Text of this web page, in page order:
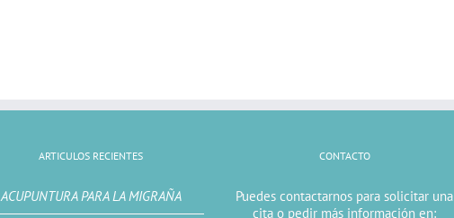
ARTICULOS RECIENTES
ACUPUNTURA PARA LA MIGRAÑA
CONTACTO
Puedes contactarnos para solicitar una
cita o pedir más información en: